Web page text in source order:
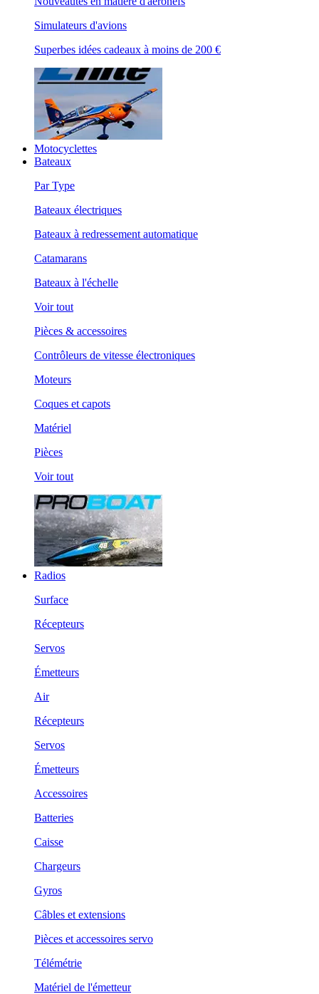
Simulateurs d'avions
Superbes idées cadeaux à moins de 200 €
Motocyclettes
Bateaux
Par Type
Bateaux électriques
Bateaux à redressement automatique
Catamarans
Bateaux à l'échelle
Voir tout
Pièces & accessoires
Contrôleurs de vitesse électroniques
Moteurs
Coques et capots
Matériel
Pièces
Voir tout
Radios
Surface
Récepteurs
Servos
Émetteurs
Air
Récepteurs
Servos
Émetteurs
Accessoires
Batteries
Caisse
Chargeurs
Gyros
Câbles et extensions
Pièces et accessoires servo
Télémétrie
Matériel de l'émetteur